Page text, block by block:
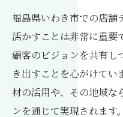
福島県いわき市での店舗
活かすことは非常に重要
顧客のビジョンを共有し
き出すことを心がけてい
材の活用や、その地域な
ンを通じて実現されます